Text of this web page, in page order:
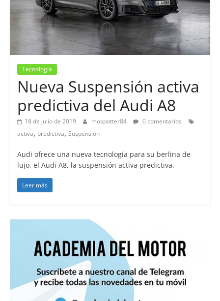
Tecnología
Nueva Suspensión activa
predictiva del Audi A8
18 de julio de 2019 mospotter84
0 comentarios
activa, predictiva, Suspensión
Audi ofrece una nueva tecnología para su berlina de
lujo, el Audi A8, la suspensión activa predictiva.
Leer más